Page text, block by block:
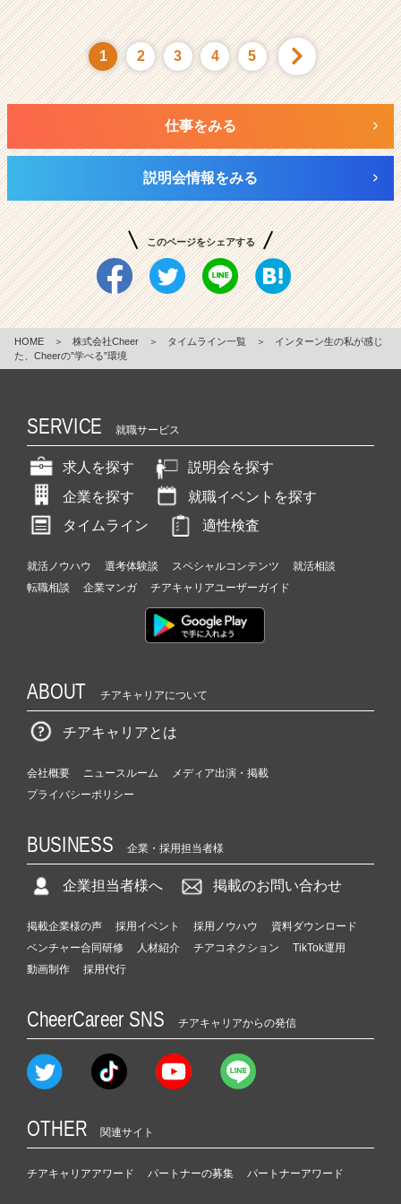
1 2 3 4 5
仕事をみる
説明会情報をみる
このページをシェアする
HOME ＞ 株式会社Cheer ＞ タイムライン一覧 ＞
インターン生の私が感じ
た、Cheerの”学べる”環境
SERVICE 就職サービス
求人を探す
説明会を探す
企業を探す
就職イベントを探す
タイムライン
適性検査
就活ノウハウ 選考体験談 スペシャルコンテンツ
就活相談
転職相談
企業マンガ チアキャリアユーザーガイド
ABOUT チアキャリアについて
チアキャリアとは
会社概要 ニュースルーム
メディア出演・掲載
プライバシーポリシー
BUSINESS 企業・採用担当者様
企業担当者様へ 掲載のお問い合わせ
掲載企業様の声 採用イベント 採用ノウハウ
資料ダウンロード
ベンチャー合同研修
人材紹介 チアコネクション
TikTok運用
動画制作
採用代行
CheerCareer SNS チアキャリアからの発信
OTHER 関連サイト
チアキャリアアワード パートナーの募集 パートナーアワード